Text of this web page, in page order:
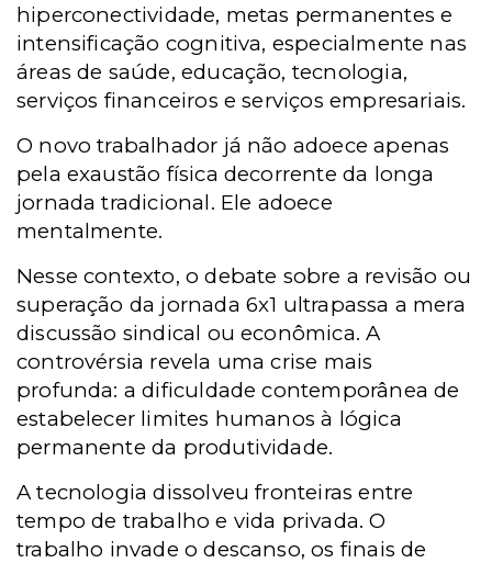
hiperconectividade, metas permanentes e
intensificação cognitiva, especialmente nas
áreas de saúde, educação, tecnologia,
serviços financeiros e serviços empresariais.
O novo trabalhador já não adoece apenas
pela exaustão física decorrente da longa
jornada tradicional. Ele adoece
mentalmente.
Nesse contexto, o debate sobre a revisão ou
superação da jornada 6x1 ultrapassa a mera
discussão sindical ou econômica. A
controvérsia revela uma crise mais
profunda: a dificuldade contemporânea de
estabelecer limites humanos à lógica
permanente da produtividade.
A tecnologia dissolveu fronteiras entre
tempo de trabalho e vida privada. O
trabalho invade o descanso, os finais de